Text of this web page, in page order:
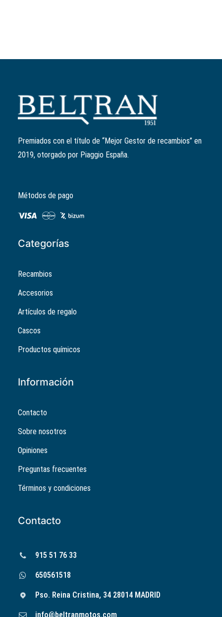
Patín variador
1A002460
2,49
original
era:
actual
Premiados con el título de “Mejor Gestor de recambios” en
2019, otorgado por Piaggio España.
Métodos de pago
Categorías
Recambios
Accesorios
Artículos de regalo
Cascos
Productos químicos
Información
Contacto
Sobre nosotros
Opiniones
Preguntas frecuentes
Términos y condiciones
Contacto
915 51 76 33
650561518
Pso. Reina Cristina, 34 28014 MADRID
info@beltranmotos.com